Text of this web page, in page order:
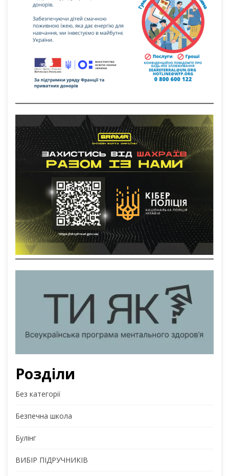
Розділи
Без категорії
Безпечна школа
Булінг
ВИБІР ПІДРУЧНИКІВ